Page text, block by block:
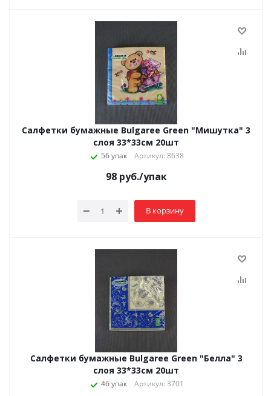
Салфетки бумажные Bulgaree Green "Мишутка" 3
слоя 33*33см 20шт
56 упак Артикул: 8638
98руб./упак
В корзину
Салфетки бумажные Bulgaree Green "Белла" 3
слоя 33*33см 20шт
46 упак Артикул: 3701